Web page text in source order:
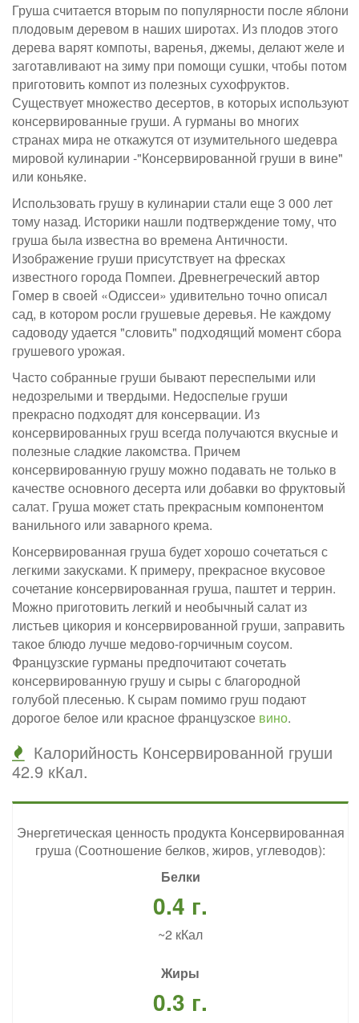
Груша считается вторым по популярности после яблони
плодовым деревом в наших широтах. Из плодов этого
дерева варят компоты, варенья, джемы, делают желе и
заготавливают на зиму при помощи сушки, чтобы потом
приготовить компот из полезных сухофруктов.
Существует множество десертов, в которых используют
консервированные груши. А гурманы во многих
странах мира не откажутся от изумительного шедевра
мировой кулинарии -"Консервированной груши в вине"
или коньяке.
Использовать грушу в кулинарии стали еще 3 000 лет
тому назад. Историки нашли подтверждение тому, что
груша была известна во времена Античности.
Изображение груши присутствует на фресках
известного города Помпеи. Древнегреческий автор
Гомер в своей «Одиссеи» удивительно точно описал
сад, в котором росли грушевые деревья. Не каждому
садоводу удается "словить" подходящий момент сбора
грушевого урожая.
Часто собранные груши бывают переспелыми или
недозрелыми и твердыми. Недоспелые груши
прекрасно подходят для консервации. Из
консервированных груш всегда получаются вкусные и
полезные сладкие лакомства. Причем
консервированную грушу можно подавать не только в
качестве основного десерта или добавки во фруктовый
салат. Груша может стать прекрасным компонентом
ванильного или заварного крема.
Консервированная груша будет хорошо сочетаться с
легкими закусками. К примеру, прекрасное вкусовое
сочетание консервированная груша, паштет и террин.
Можно приготовить легкий и необычный салат из
листьев цикория и консервированной груши, заправить
такое блюдо лучше медово-горчичным соусом.
Французские гурманы предпочитают сочетать
консервированную грушу и сыры с благородной
голубой плесенью. К сырам помимо груш подают
дорогое белое или красное французское вино.
Калорийность Консервированной груши
42.9 кКал.
Энергетическая ценность продукта Консервированная
груша (Соотношение белков, жиров, углеводов):
Белки
0.4 г.
~2 кКал
Жиры
0.3 г.